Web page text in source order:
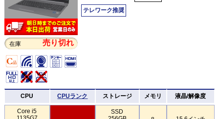
在庫 売り切れ
テレワーク推奨
CPU CPUランク ストレージ メモリ 液晶/解像度
Core i5
SSD